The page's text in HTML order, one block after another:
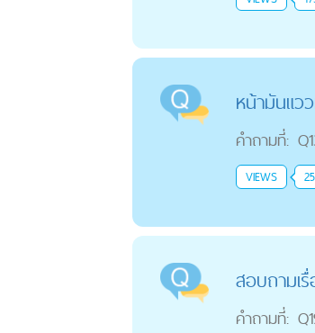
หน้ามันแว
คำถามที่:
VIEWS
สอบถามเ
คำถามที่: